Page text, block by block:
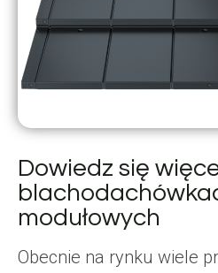
Dowiedz się
modułowych
Obecnie na rynku wiele